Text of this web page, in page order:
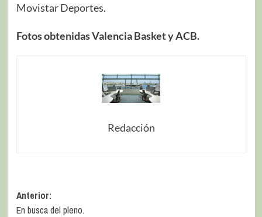
Movistar Deportes.
Fotos obtenidas Valencia Basket y ACB.
Redacción
Anterior:
En busca del pleno.